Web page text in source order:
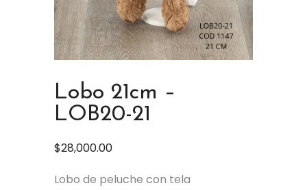
Lobo 21cm –
LOB20-21
$28,000.00
Lobo de peluche con tela